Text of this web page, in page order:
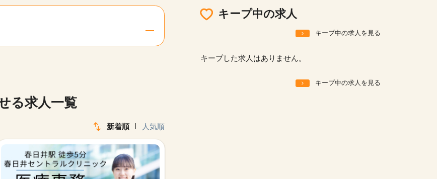
見学会・イベント情報
る求人一覧
新着順 人気順
キープ中の求人
キープ中の求人を見る
キープした求人はありません。
キープ中の求人を見る